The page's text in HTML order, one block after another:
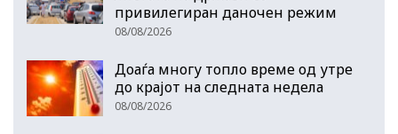
привилегиран даночен режим
08/08/2026
Доаѓа многу топло време од утре
до крајот на следната недела
08/08/2026